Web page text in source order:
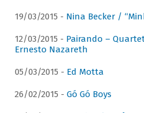
19/03/2015 - Nina Becker /
12/03/2015 - Pairando –
Ernesto Nazareth
05/03/2015 - Ed Motta
26/02/2015 - Gó Gó Boys